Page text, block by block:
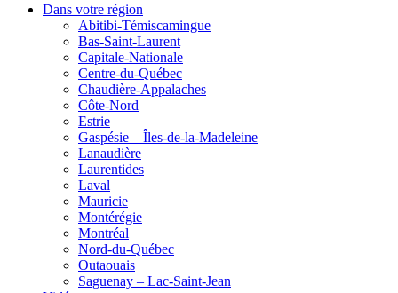
Dans votre région
Abitibi-Témiscamingue
Bas-Saint-Laurent
Capitale-Nationale
Centre-du-Québec
Chaudière-Appalaches
Côte-Nord
Estrie
Gaspésie – Îles-de-la-Madeleine
Lanaudière
Laurentides
Laval
Mauricie
Montérégie
Montréal
Nord-du-Québec
Outaouais
Saguenay – Lac-Saint-Jean